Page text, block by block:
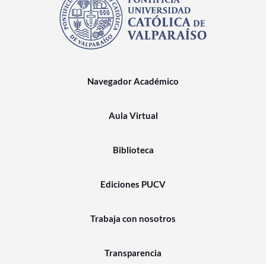
Navegador Académico
Aula Virtual
Biblioteca
Ediciones PUCV
Trabaja con nosotros
Transparencia